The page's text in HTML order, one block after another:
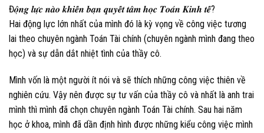
Đ𝒐̣̂𝒏𝒈 𝒍𝒖̛̣𝒄 𝒏𝒂̀𝒐 𝒌𝒉𝒊𝒆̂́𝒏 𝒃𝒂̣𝒏 𝒒𝒖𝒚𝒆̂́𝒕 𝒕𝒂̂𝒎 𝒉𝒐̣𝒄 𝑻𝒐𝒂́𝒏 𝑲𝒊𝒏𝒉 𝒕𝒆̂́?
Hai động lực lớn nhất của mình đó là kỳ vọng về công việc tương
lai theo chuyên ngành Toán Tài chính (chuyên ngành mình đang theo
học) và sự dẫn dắt nhiệt tình của thầy cô.
Mình vốn là một người ít nói và sẽ thích những công việc thiên về
nghiên cứu. Vậy nên được sự tư vấn của thầy cô và nhất là anh trai
mình thì mình đã chọn chuyên ngành Toán Tài chính. Sau hai năm
học ở khoa, mình đã dần định hình được những kiểu công việc mình